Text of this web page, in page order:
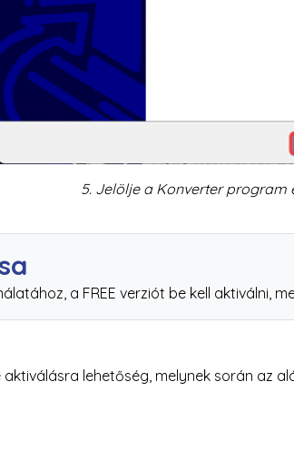
5. Jelölje a Konverter program
a FREE verziót be kell aktiválni,
lehetőség, melynek során az